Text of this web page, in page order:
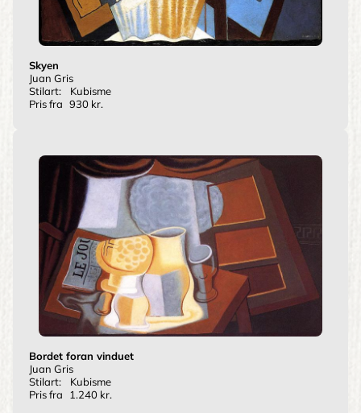
Skyen
Juan Gris
Stilart:
Kubisme
Pris fra 930 kr.
Bordet foran vinduet
Juan Gris
Stilart:
Kubisme
Pris fra
1.240 kr.